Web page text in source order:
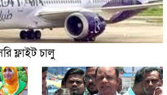
ফ্লাইট চালু